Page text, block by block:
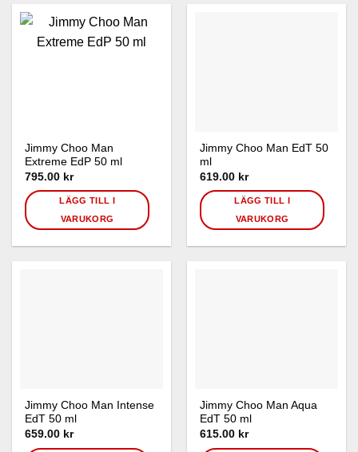
Jimmy Choo Man
Extreme EdP 50 ml
795.00 kr
LÄGG TILL I
VARUKORG
Jimmy Choo Man EdT 50
ml
619.00 kr
LÄGG TILL I
VARUKORG
Jimmy Choo Man Intense
EdT 50 ml
659.00 kr
Jimmy Choo Man Aqua
EdT 50 ml
615.00 kr